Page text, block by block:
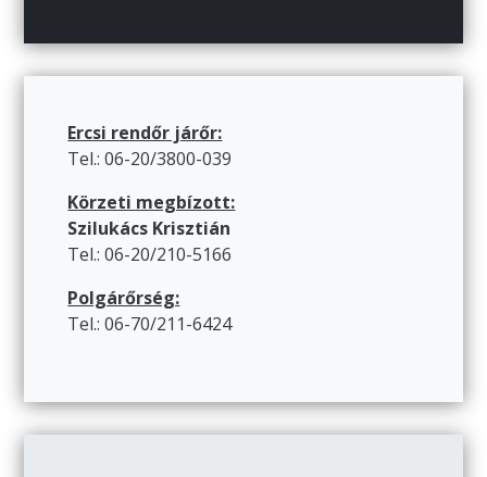
Ercsi rendőr járőr:
Tel.: 06-20/3800-039
Körzeti megbízott:
Szilukács Krisztián
Tel.: 06-20/210-5166
Polgárőrség:
Tel.: 06-70/211-6424